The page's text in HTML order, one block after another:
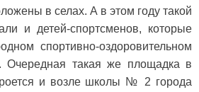
в селах. А в этом году такой
и детей-спортсменов, которые
спортивно-оздоровительном
Очередная такая же площадка в
и возле школы № 2 города